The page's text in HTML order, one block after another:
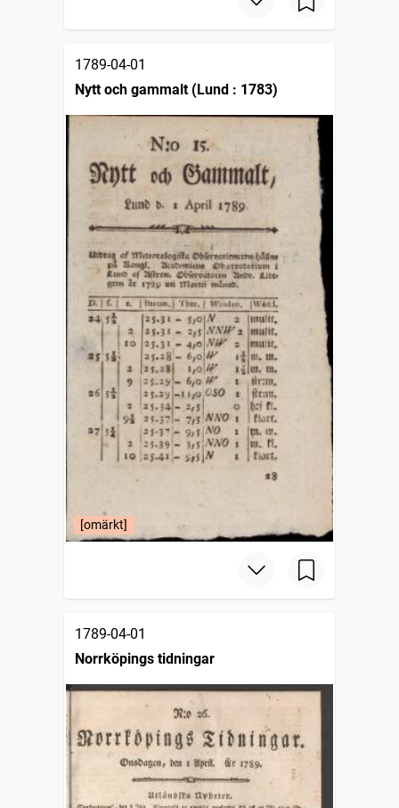
1789-04-01
Nytt och gammalt (Lund : 1783)
[omärkt]
1789-04-01
Norrköpings tidningar